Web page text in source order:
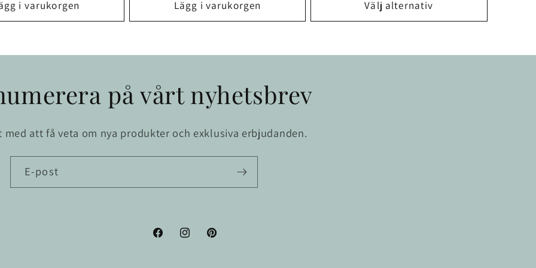
i varukorgen Lägg i varukorgen Välj alternativ
på vårt nyhetsbrev
med att få veta om nya produkter och exklusiva erbjudanden.
E-post
FacebookInstagramPinterest